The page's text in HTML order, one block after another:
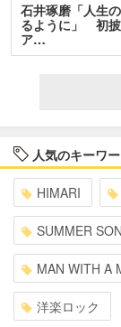
石井琢磨「人生
るように」 初
ア…
人気のキーワ
HIMARI
SUMMER
MAN WITH A
洋楽ロック